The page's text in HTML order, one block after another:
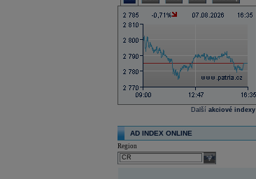
Další akciové indexy
AD INDEX ONLINE
Region
select